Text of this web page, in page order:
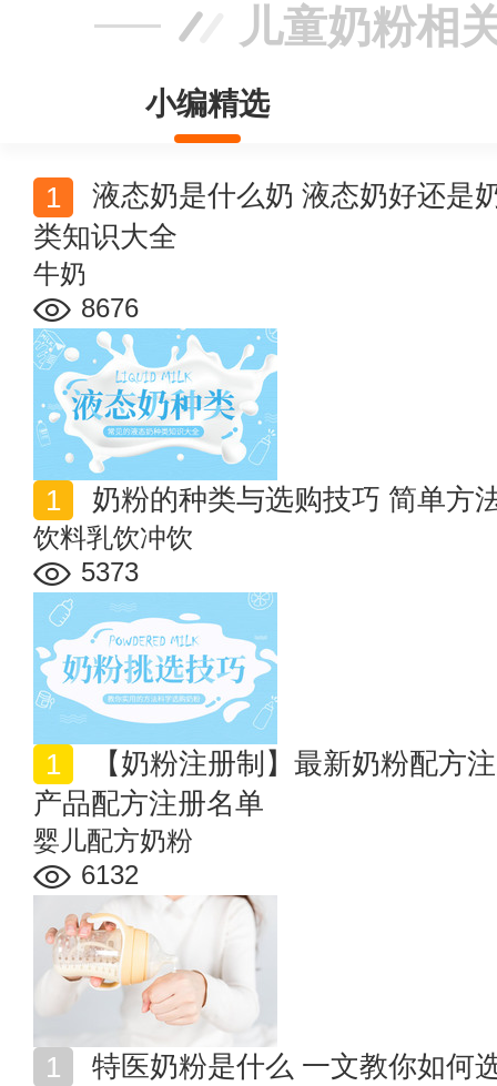
儿童奶粉相
小编精选
类知识大全
牛奶
8676
奶粉的种类与选购技巧 简单方
饮料乳饮冲饮
5373
产品配方注册名单
婴儿配方奶粉
6132